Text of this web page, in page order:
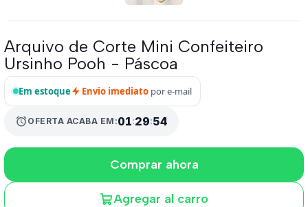
Arquivo de Corte Mini Confeiteiro
Ursinho Pooh - Páscoa
Em estoque Envio imediato por e-mail
alarmOFERTA ACABA EM:01:29:53
Agregar al carro
Comprar ahora